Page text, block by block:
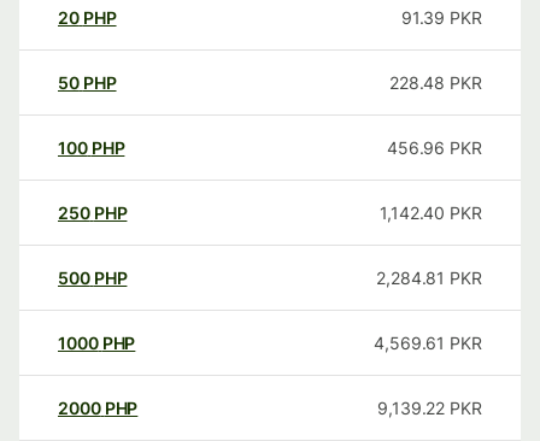
20 PHP 91.39 PKR
50 PHP 228.48 PKR
100 PHP 456.96 PKR
250 PHP 1,142.40 PKR
500 PHP 2,284.81 PKR
1000 PHP 4,569.61 PKR
2000 PHP 9,139.22 PKR